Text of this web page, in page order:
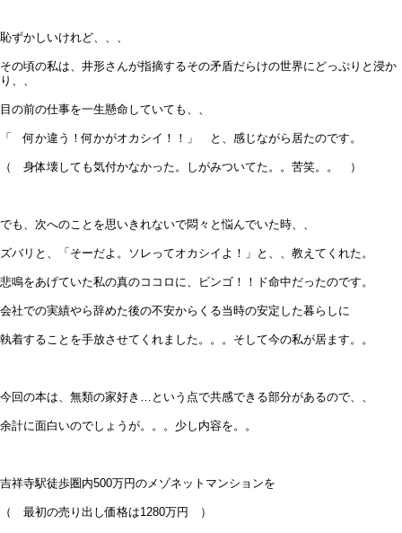
恥ずかしいけれど、、、
その頃の私は、井形さんが指摘するその矛盾だらけの世界にどっぷりと浸か
り、、
目の前の仕事を一生懸命していても、、
「 何か違う！何かがオカシイ！！」 と、感じながら居たのです。
（ 身体壊しても気付かなかった。しがみついてた。。苦笑。。 ）
でも、次へのことを思いきれないで悶々と悩んでいた時、、
ズバリと、「そーだよ。ソレってオカシイよ！」と、、教えてくれた。
悲鳴をあげていた私の真のココロに、ビンゴ！！ド命中だったのです。
会社での実績やら辞めた後の不安からくる当時の安定した暮らしに
執着することを手放させてくれました。。。そして今の私が居ます。。
今回の本は、無類の家好き…という点で共感できる部分があるので、、
余計に面白いのでしょうが。。。少し内容を。。
吉祥寺駅徒歩圏内500万円のメゾネットマンションを
（ 最初の売り出し価格は1280万円 ）